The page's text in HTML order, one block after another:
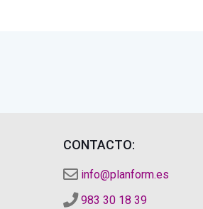
CONTACTO:
info@planform.es
983 30 18 39